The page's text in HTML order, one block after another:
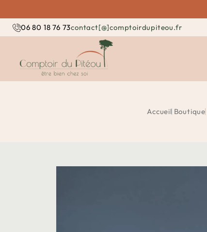
06 80 18 76 73contact[@]comptoirdupiteou.fr
Accueil Boutique